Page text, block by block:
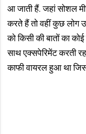
आ जाती हैं. जहां सोशल
करते हैं तो वहीं कुछ लोग
को किसी की बातों का
साथ एक्सपेरिमेंट करती
काफी वायरल हुआ था